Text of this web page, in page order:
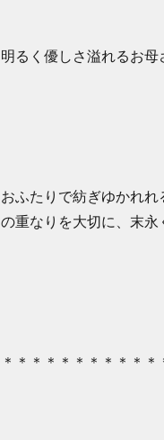
明るく優しさ溢れるお
おふたりで紡ぎゆかれ
の重なりを大切に、末
＊＊＊＊＊＊＊＊＊＊＊